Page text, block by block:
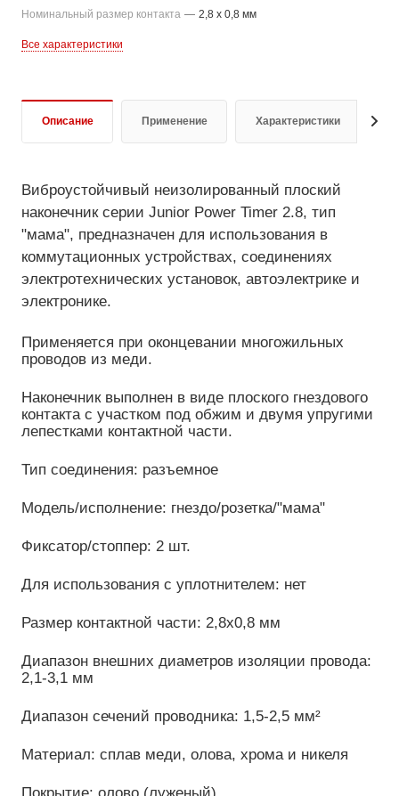
Номинальный размер контакта — 2,8 x 0,8 мм
Все характеристики
Описание Применение Характеристики
Виброустойчивый неизолированный плоский
наконечник серии Junior Power Timer 2.8, тип
"мама", предназначен для использования в
коммутационных устройствах, соединениях
электротехнических установок, автоэлектрике и
электронике.
Применяется при оконцевании многожильных
проводов из меди.
Наконечник выполнен в виде плоского гнездового
контакта с участком под обжим и двумя упругими
лепестками контактной части.
Тип соединения: разъемное
Модель/исполнение: гнездо/розетка/"мама"
Фиксатор/стоппер: 2 шт.
Для использования с уплотнителем: нет
Размер контактной части: 2,8х0,8 мм
Диапазон внешних диаметров изоляции провода:
2,1-3,1 мм
Диапазон сечений проводника: 1,5-2,5 мм²
Материал: сплав меди, олова, хрома и никеля
Покрытие: олово (луженый)